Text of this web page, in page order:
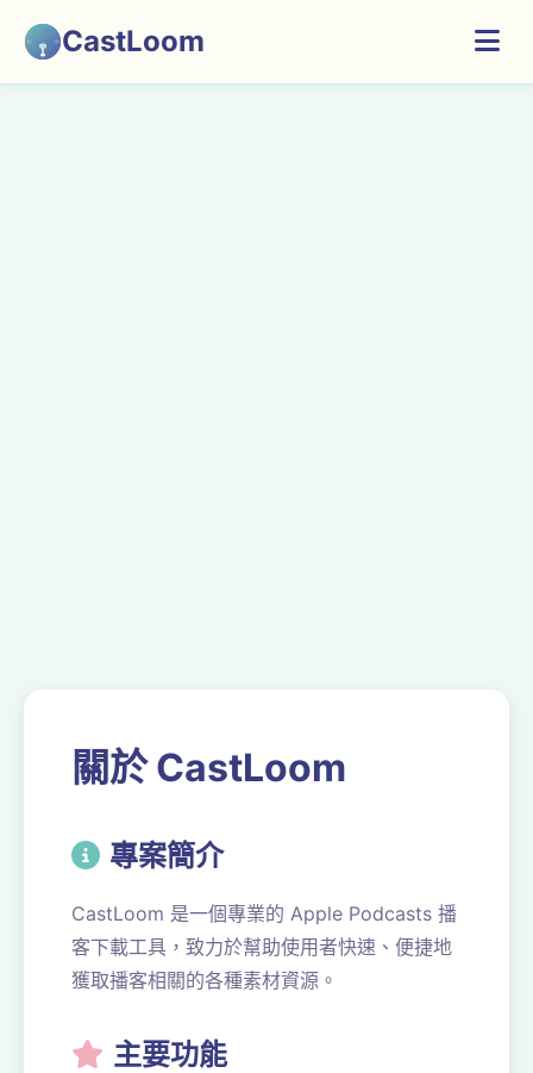
CastLoom
關於 CastLoom
專案簡介
CastLoom 是一個專業的 Apple Podcasts 播
客下載工具，致力於幫助使用者快速、便捷地
獲取播客相關的各種素材資源。
主要功能